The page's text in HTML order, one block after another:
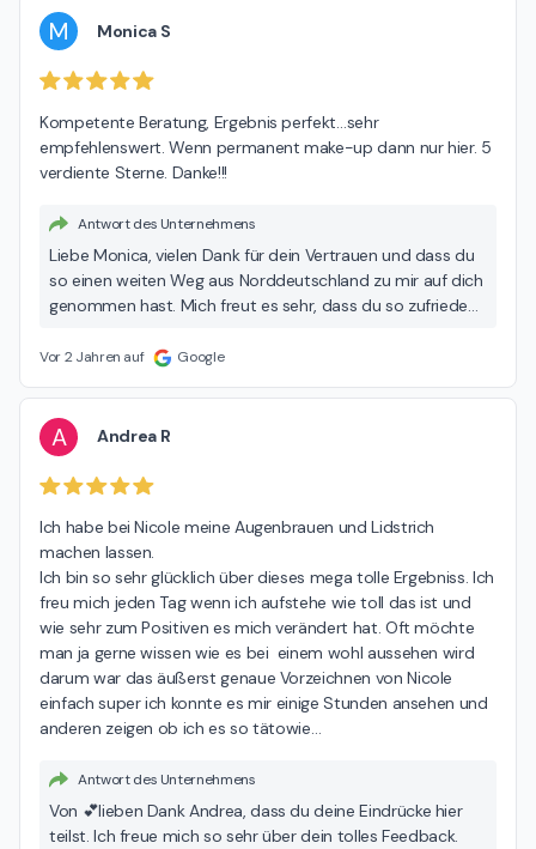
M Monica S
Kompetente Beratung, Ergebnis perfekt…sehr
empfehlenswert. Wenn permanent make-up dann nur hier. 5
verdiente Sterne. Danke!!!
Antwort des Unternehmens
Liebe Monica, vielen Dank für dein Vertrauen und dass du
so einen weiten Weg aus Norddeutschland zu mir auf dich
genommen hast. Mich freut es sehr, dass du so zufrieden
wieder sehen. Liebe Grüße Nicole 🌸
Vor 2 Jahren auf Google
A Andrea R
Ich habe bei Nicole meine Augenbrauen und Lidstrich
machen lassen.
Ich bin so sehr glücklich über dieses mega tolle Ergebniss. Ich
freu mich jeden Tag wenn ich aufstehe wie toll das ist und
wie sehr zum Positiven es mich verändert hat. Oft möchte
man ja gerne wissen wie es bei  einem wohl aussehen wird
darum war das äußerst genaue Vorzeichnen von Nicole
einfach super ich konnte es mir einige Stunden ansehen und
anderen zeigen ob ich es so tätowie…
Antwort des Unternehmens
Von 💕lieben Dank Andrea, dass du deine Eindrücke hier
teilst. Ich freue mich so sehr über dein tolles Feedback.